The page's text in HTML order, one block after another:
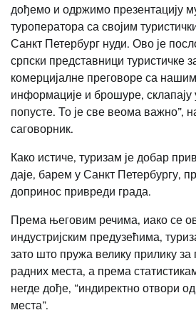
дођемо и одржимо презентацију
туроператора са својим
Санкт Петербург нуди. Ово је
српски представници туристичке
комерцијалне преговоре са
информације и брошуре, склапају
попусте. То је све веома важно”,
саговорник.
Како истиче, туризам је добар
даје, барем у Санкт Петербургу,
допринос привреди града.
Према његовим речима, иако се
индустријским предузећима,
зато што пружа велику прилику
радних места, а према
негде дође, “индиректно отвори
места”.